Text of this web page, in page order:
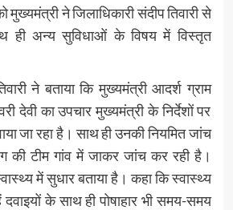
ने जिलाधिकारी संदीप तिवारी से
ही अन्य सुविधाओं के विषय में विस्तृत
ने बताया कि मुख्यमंत्री आदर्श ग्राम
देवी का उपचार मुख्यमंत्री के निर्देशों पर
जा रहा है। साथ ही उनकी नियमित जांच
की टीम गांव में जाकर जांच कर रही है।
में सुधार बताया है। कहा कि स्वास्थ्य
के साथ ही पोषाहार भी समय-समय